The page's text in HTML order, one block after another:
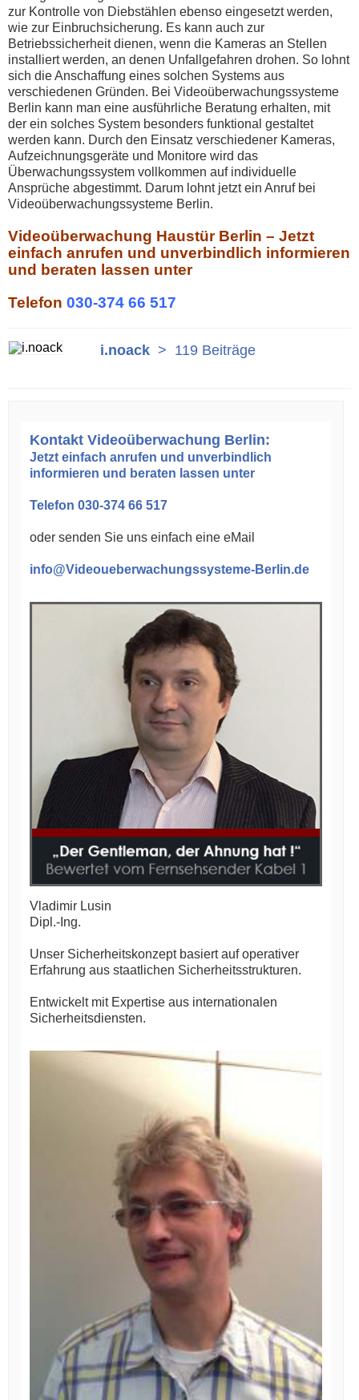
zur Kontrolle von Diebstählen ebenso eingesetzt werden,
wie zur Einbruchsicherung. Es kann auch zur
Betriebssicherheit dienen, wenn die Kameras an Stellen
installiert werden, an denen Unfallgefahren drohen. So lohnt
sich die Anschaffung eines solchen Systems aus
verschiedenen Gründen. Bei Videoüberwachungssysteme
Berlin kann man eine ausführliche Beratung erhalten, mit
der ein solches System besonders funktional gestaltet
werden kann. Durch den Einsatz verschiedener Kameras,
Aufzeichnungsgeräte und Monitore wird das
Überwachungssystem vollkommen auf individuelle
Ansprüche abgestimmt. Darum lohnt jetzt ein Anruf bei
Videoüberwachungssysteme Berlin.
Videoüberwachung Haustür Berlin – Jetzt
einfach anrufen und unverbindlich informieren
und beraten lassen unter
Telefon 030-374 66 517
i.noack > 119 Beiträge
Kontakt Videoüberwachung Berlin:
Jetzt einfach anrufen und unverbindlich
informieren und beraten lassen unter
Telefon 030-374 66 517
oder senden Sie uns einfach eine eMail
info@Videoueberwachungssysteme-Berlin.de
Vladimir Lusin
Dipl.-Ing.
Unser Sicherheitskonzept basiert auf operativer
Erfahrung aus staatlichen Sicherheitsstrukturen.
Entwickelt mit Expertise aus internationalen
Sicherheitsdiensten.